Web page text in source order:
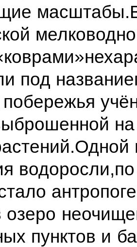
под
побережья
на
озеро
пунктов и